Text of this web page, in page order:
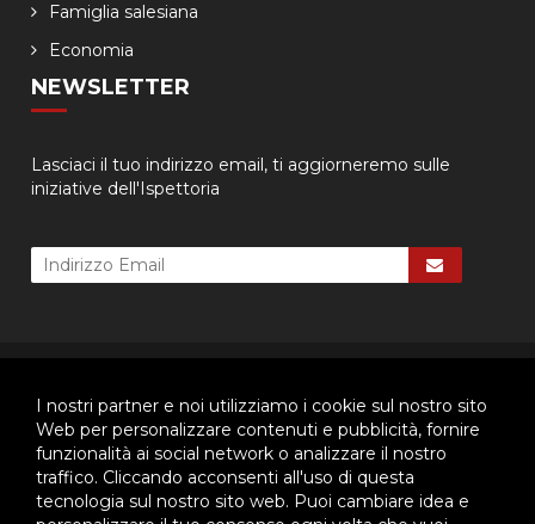
I nostri partner e noi utilizziamo i cookie sul nostro sito
Web per personalizzare contenuti e pubblicità, fornire
funzionalità ai social network o analizzare il nostro
traffico. Cliccando acconsenti all'uso di questa
tecnologia sul nostro sito web. Puoi cambiare idea e
Famiglia salesiana
Economia
NEWSLETTER
Lasciaci il tuo indirizzo email, ti aggiorneremo sulle
iniziative dell'Ispettoria
Questo plugin utilizza cookie per raccogliere dati e cookie di
terze parti per migliorare l'esperienza utente. Per visualizzare il